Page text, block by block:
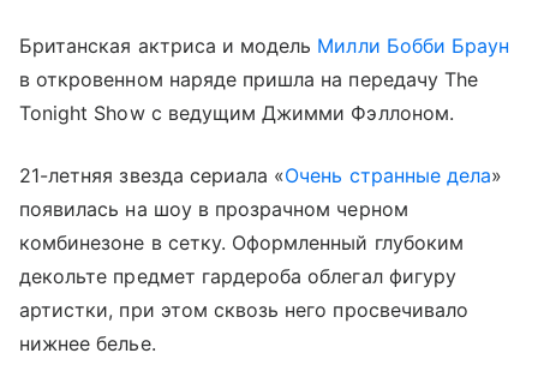
Британская актриса и модель Милли Бобби Браун
в откровенном наряде пришла на передачу The
Tonight Show с ведущим Джимми Фэллоном.
21-летняя звезда сериала «Очень странные дела»
появилась на шоу в прозрачном черном
комбинезоне в сетку. Оформленный глубоким
декольте предмет гардероба облегал фигуру
артистки, при этом сквозь него просвечивало
нижнее белье.